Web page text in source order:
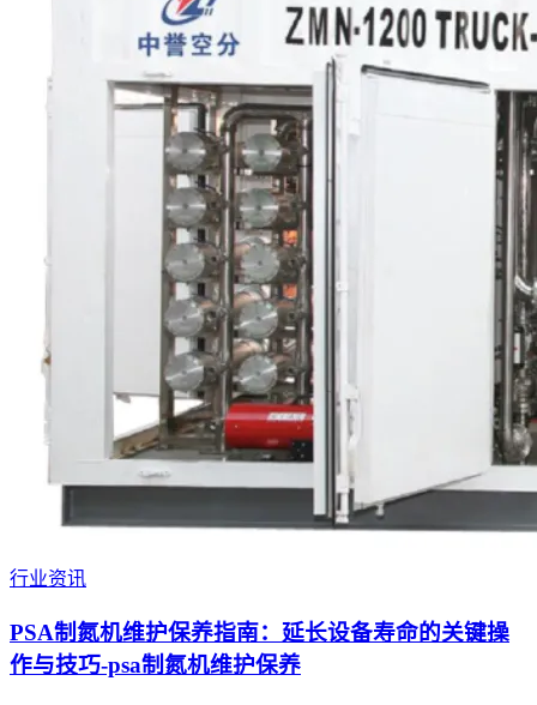
行业资讯
PSA制氮机维护保养指南：延长设备寿命的关键操
作与技巧-psa制氮机维护保养